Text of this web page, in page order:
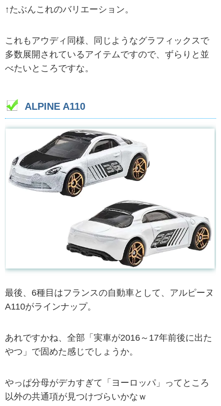
↑たぶんこれのバリエーション。
これもアウディ同様、同じようなグラフィックスで
多数展開されているアイテムですので、ずらりと並
べたいところですな。
ALPINE A110
最後、6種目はフランスの自動車として、アルピーヌ
A110がラインナップ。
あれですかね、全部「実車が2016～17年前後に出た
やつ」で固めた感じでしょうか。
やっぱ分母がデカすぎて「ヨーロッパ」ってところ
以外の共通項が見つけづらいかなｗ